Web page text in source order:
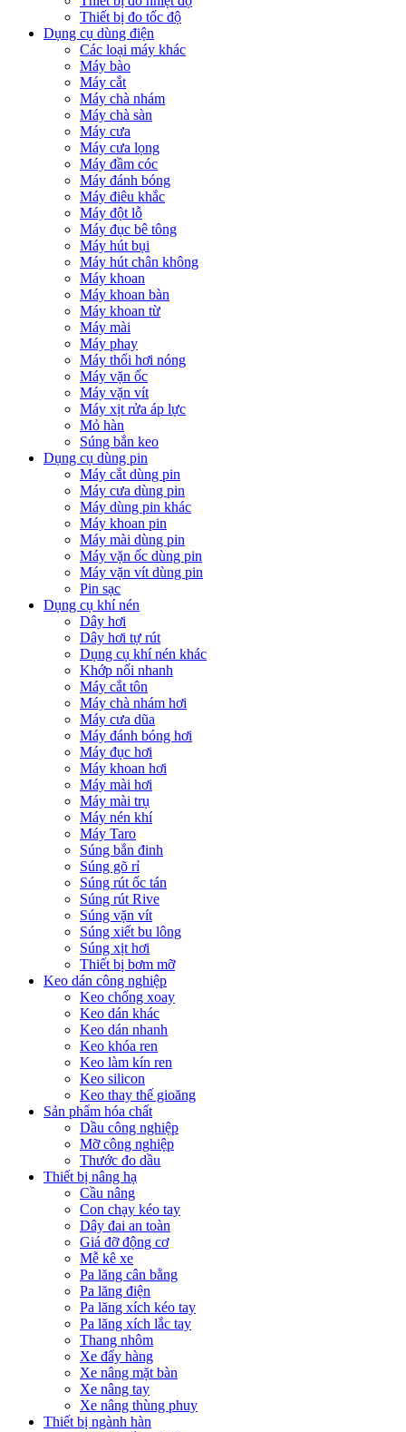
Thiết bị đo tốc độ
Dụng cụ dùng điện
Các loại máy khác
Máy bào
Máy cắt
Máy chà nhám
Máy chà sàn
Máy cưa
Máy cưa lọng
Máy đầm cóc
Máy đánh bóng
Máy điêu khắc
Máy đột lỗ
Máy đục bê tông
Máy hút bụi
Máy hút chân không
Máy khoan
Máy khoan bàn
Máy khoan từ
Máy mài
Máy phay
Máy thổi hơi nóng
Máy vặn ốc
Máy vặn vít
Máy xịt rửa áp lực
Mỏ hàn
Súng bắn keo
Dụng cụ dùng pin
Máy cắt dùng pin
Máy cưa dùng pin
Máy dùng pin khác
Máy khoan pin
Máy mài dùng pin
Máy vặn ốc dùng pin
Máy vặn vít dùng pin
Pin sạc
Dụng cụ khí nén
Dây hơi
Dây hơi tự rút
Dụng cụ khí nén khác
Khớp nối nhanh
Máy cắt tôn
Máy chà nhám hơi
Máy cưa dũa
Máy đánh bóng hơi
Máy đục hơi
Máy khoan hơi
Máy mài hơi
Máy mài trụ
Máy nén khí
Máy Taro
Súng bắn đinh
Súng gõ rỉ
Súng rút ốc tán
Súng rút Rive
Súng vặn vít
Súng xiết bu lông
Súng xịt hơi
Thiết bị bơm mỡ
Keo dán công nghiệp
Keo chống xoay
Keo dán khác
Keo dán nhanh
Keo khóa ren
Keo làm kín ren
Keo silicon
Keo thay thế gioăng
Sản phẩm hóa chất
Dầu công nghiệp
Mỡ công nghiệp
Thước đo dầu
Thiết bị nâng hạ
Cầu nâng
Con chạy kéo tay
Dây đai an toàn
Giá đỡ động cơ
Mễ kê xe
Pa lăng cân bằng
Pa lăng điện
Pa lăng xích kéo tay
Pa lăng xích lắc tay
Thang nhôm
Xe đẩy hàng
Xe nâng mặt bàn
Xe nâng tay
Xe nâng thùng phuy
Thiết bị ngành hàn